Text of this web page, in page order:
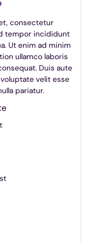
consectetur
tempor incididunt
Ut enim ad minim
ullamco laboris
Duis aute
velit esse
pariatur.